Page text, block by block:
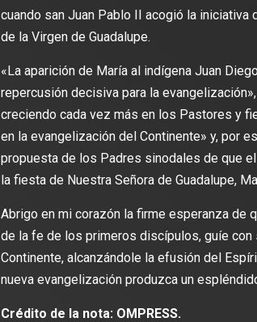
cuando san Juan Pablo II acogió la iniciativa
de la Virgen de Guadalupe.
«La aparición de María al indígena Juan
repercusión decisiva para la
creciendo cada vez más en los Pastores y
en la evangelización del Continente» y, por
propuesta de los Padres sinodales de que
la fiesta de Nuestra Señora de Guadalupe,
Abrigo en mi corazón la firme esperanza de
de la fe de los primeros discípulos, guíe
Continente, alcanzándole la efusión del
nueva evangelización produzca un
Crédito de la nota: OMPRESS.